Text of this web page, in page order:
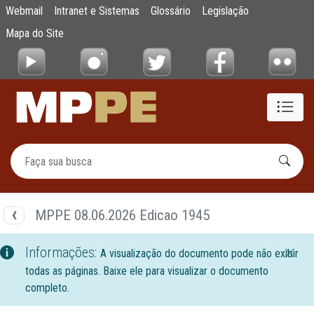
Pular para o Conteúdo principal
Documentos
Webmail Intranet e Sistemas Glossário
Legislação
Mapa do Site
MPPE 08.06.2026 Edicao 1945
Informações: A visualização do documento pode não exibir
todas as páginas. Baixe ele para visualizar o documento
completo.